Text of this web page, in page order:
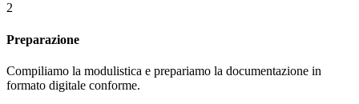
2
Preparazione
Compiliamo la modulistica e prepariamo la documentazione in
formato digitale conforme.